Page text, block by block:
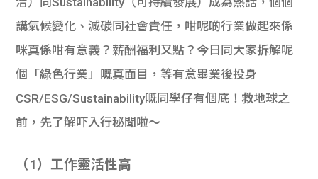
計數
機
Gui
de
學生
講氣候變化、減碳同社會責任，咁呢啲行業做起來係
咪真係咁有意義？薪酬福利又點？今日同大家拆解呢
個「綠色行業」嘅真面目，等有意畢業後投身
CSR/ESG/Sustainability嘅同學仔有個底！救地球之
前，先了解吓入行秘聞啦～
（1）工作靈活性高